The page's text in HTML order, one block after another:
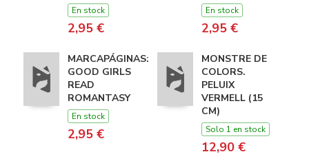
En stock
2,95 €
En stock
2,95 €
MARCAPÁGINAS:
GOOD GIRLS
READ
ROMANTASY
En stock
2,95 €
MONSTRE DE
COLORS.
PELUIX
VERMELL (15
CM)
Solo 1 en stock
12,90 €